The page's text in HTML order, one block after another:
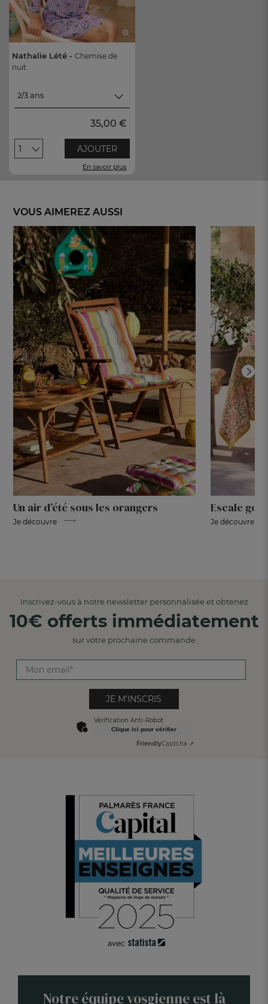
Nathalie Lété - Chemise de
nuit
2/3 ans
2/3 ans
6/7 ans
35,00 €
1 AJOUTER
En savoir plus
VOUS AIMEREZ AUSSI
Un air d’été sous les orangers
Je découvre
Escale
Je découvre
Inscrivez-vous à notre newsletter personnalisée et obtenez
10€ offerts immédiatement
sur votre prochaine commande
JE M'INSCRIS
Vérification Anti-Robot
Clique ici pour vérifier
FriendlyCaptcha ⇗
Notre équipe vosgienne est là